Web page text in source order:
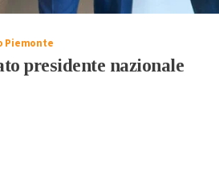
Piemonte
presidente nazionale